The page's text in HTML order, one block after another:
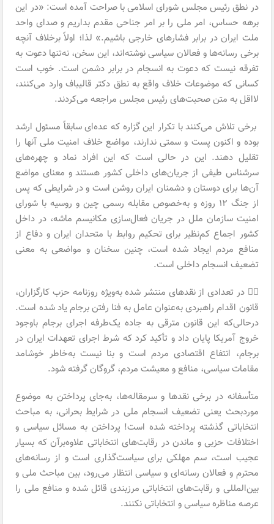
در نطق رئیس مجلس شورای اسلامی با صراحت آمده است: «در این
برهه حساس، امر ملی را بر امر جناحی مقدم بداریم و صدای واحد
ملت ایران در برابر فشارهای خارجی باشیم.» لذا؛ اولاً برخلاف آنچه
برخی رسانه‌ها و فعالان سیاسی نوشته‌اند، این سخن، نه‌تنها دعوت به
تفرقه نیست که دعوت به انسجام در برابر دشمن است. خوب است
کسانی که موضوعات خلاف واقع به نطق دکتر قالیباف وارد می‌کنند،
لااقل به متن صحبت‌های رئیس مجلس مراجعه می‌کردند.
برخی تلاش می‌کنند با تکرار این گزاره که عده‌ای سابقاً مسئول ارشد
بوده و اکنون پست و سمتی ندارند، مواضع خلاف امنیت ملی آنها را
تقلیل دهند. این در حالی است که این افراد نماد و چهره‌های
سرشناس طیفی از جریان‌های داخلی کشور هستند و معنای مواضع
آن‌ها برای دوستان و دشمنان ایران روشن است و در شرایطی که پس
از جنگ ۱۲ روزه و به‌خصوص مقابله رسمی چین و روسیه با شورای
امنیت سازمان ملل در جریان فعال‌سازی مکانیسم ماشه، در داخل
کشور اجماع کم‌نظیر برای تحکیم روابط با متحدان ایران و دفاع از
منافع مردم ایجاد شده است، چنین سخنان و مواضعی به معنی
تضعیف انسجام داخلی است.
۴️⃣ در تعدادی از نقدهای منتشر شده به‌ویژه روزنامه حزب کارگزاران،
قانون اقدام راهبردی به‌عنوان عامل به فنا رفتن برجام یاد شده است.
درحالی‌که این قانون مترقی به جاده یک‌طرفه اجرای برجام باوجود
خروج آمریکا پایان داد و تأکید کرد که شرط اجرای تعهدات ایران در
برجام، انتفاع اقتصادی مردم است و بنا نیست به‌خاطر خوشامد
مقامات سیاسی، منافع و معیشت مردم، گروگان گرفته شود.
متأسفانه در برخی نقدها و سرمقاله‌ها، به‌جای پرداختن به موضوع
موردبحث یعنی تضعیف انسجام ملی در شرایط بحرانی، به مباحث
انتخاباتی گذشته پرداخته شده است! پرداختن به مسائل سیاسی و
اختلافات حزبی و ماندن در رقابت‌های انتخاباتی علاوه‌برآن که بسیار
عجیب است، سم مهلکی برای سیاست‌گذاری است و از رسانه‌های
محترم و فعالان رسانه‌ای و سیاسی انتظار می‌رود، بین مباحث ملی و
بین‌المللی و رقابت‌های انتخاباتی مرزبندی قائل شده و منافع ملی را
عرصه مناظره سیاسی و انتخاباتی نکنند.